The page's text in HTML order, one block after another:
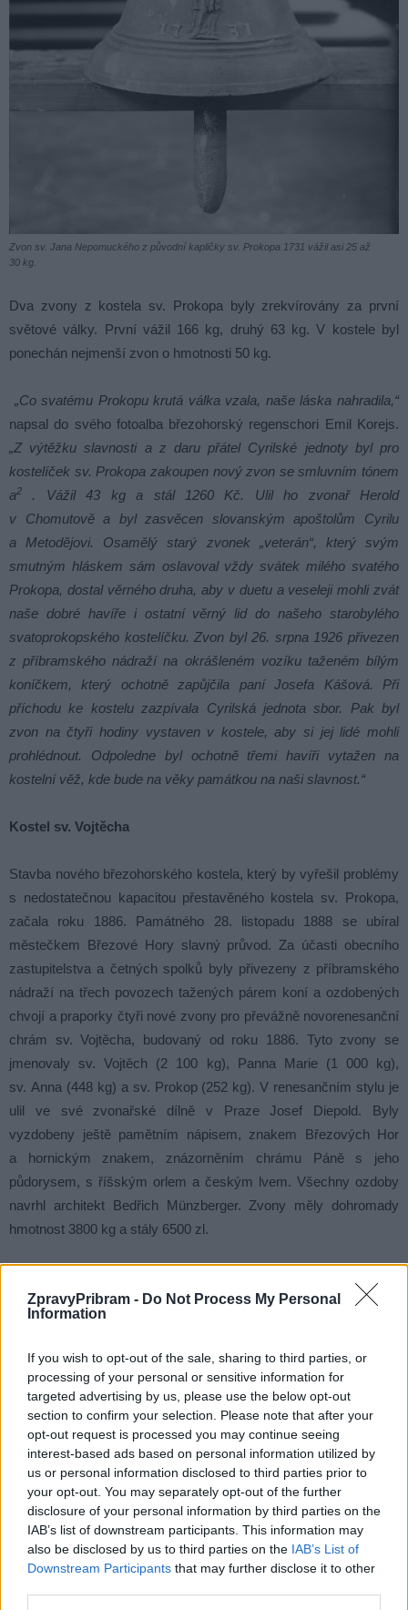
ZpravyPribram - Do Not Process My Personal
Information
If you wish to opt-out of the sale, sharing to third parties, or
processing of your personal or sensitive information for
targeted advertising by us, please use the below opt-out
section to confirm your selection. Please note that after your
opt-out request is processed you may continue seeing
interest-based ads based on personal information utilized by
us or personal information disclosed to third parties prior to
your opt-out. You may separately opt-out of the further
disclosure of your personal information by third parties on the
IAB’s list of downstream participants. This information may
also be disclosed by us to third parties on the IAB’s List of
Downstream Participants that may further disclose it to other
Zvon sv. Jana Nepomuckého z původní kapličky sv. Prokopa 1731 vážil asi 25 až
30 kg.
Dva zvony z kostela sv. Prokopa byly zrekvírovány za první
světové války. První vážil 166 kg, druhý 63 kg. V kostele byl
ponechán nejmenší zvon o hmotnosti 50 kg.
„Co svatému Prokopu krutá válka vzala, naše láska nahradila,“
napsal do svého fotoalba březohorský regenschori Emil Korejs.
„Z výtěžku slavnosti a z daru přátel Cyrilské jednoty byl pro
kostelíček sv. Prokopa zakoupen nový zvon se smluvním tónem
a2
. Vážil 43 kg a stál 1260 Kč. Ulil ho zvonař Herold
v Chomutově a byl zasvěcen slovanským apoštolům Cyrilu
a Metodějovi. Osamělý starý zvonek „veterán“, který svým
smutným hláskem sám oslavoval vždy svátek milého svatého
Prokopa, dostal věrného druha, aby v duetu a veseleji mohli zvát
naše dobré havíře i ostatní věrný lid do našeho starobylého
svatoprokopského kostelíčku. Zvon byl 26. srpna 1926 přivezen
z příbramského nádraží na okrášleném vozíku taženém bílým
koníčkem, který ochotně zapůjčila paní Josefa Kášová. Při
příchodu ke kostelu zazpívala Cyrilská jednota sbor. Pak byl
zvon na čtyři hodiny vystaven v kostele, aby si jej lidé mohli
prohlédnout. Odpoledne byl ochotně třemi havíři vytažen na
kostelní věž, kde bude na věky památkou na naši slavnost.“
Kostel sv. Vojtěcha
Stavba nového březohorského kostela, který by vyřešil problémy
s nedostatečnou kapacitou přestavěného kostela sv. Prokopa,
začala roku 1886. Památného 28. listopadu 1888 se ubíral
městečkem Březové Hory slavný průvod. Za účasti obecního
zastupitelstva a četných spolků byly přivezeny z příbramského
nádraží na třech povozech tažených párem koní a ozdobených
chvojí a praporky čtyři nové zvony pro převážně novorenesanční
chrám sv. Vojtěcha, budovaný od roku 1886. Tyto zvony se
jmenovaly sv. Vojtěch (2 100 kg), Panna Marie (1 000 kg),
sv. Anna (448 kg) a sv. Prokop (252 kg). V renesančním stylu je
ulil ve své zvonařské dílně v Praze Josef Diepold. Byly
vyzdobeny ještě pamětním nápisem, znakem Březových Hor
a hornickým znakem, znázorněním chrámu Páně s jeho
půdorysem, s říšským orlem a českým lvem. Všechny ozdoby
navrhl architekt Bedřich Münzberger. Zvony měly dohromady
hmotnost 3800 kg a stály 6500 zl.
Arcibiskup František Kordač světí nové zvony v roce 1924.
Slavnost zavěšení zvonů na kostel se konala 28. listopadu 1888.